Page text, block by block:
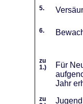
5.
6.
zu
1.)
Für
Jahr
zu